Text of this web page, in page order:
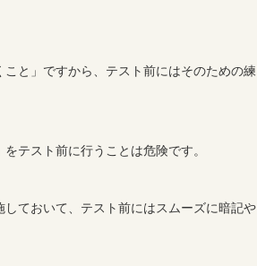
と」ですから、テスト前にはそのための練
テスト前に行うことは危険です。
ておいて、テスト前にはスムーズに暗記や